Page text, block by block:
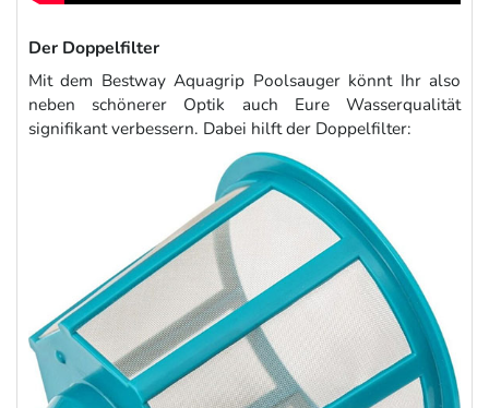
Der Doppelfilter
Mit dem Bestway Aquagrip Poolsauger könnt Ihr also
neben schönerer Optik auch Eure Wasserqualität
signifikant verbessern. Dabei hilft der Doppelfilter: